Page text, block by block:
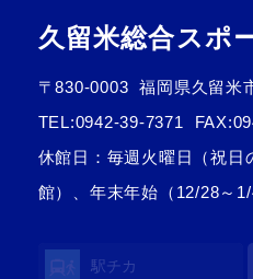
久留米総合スポ
〒830-0003
福岡県久留米
TEL:0942-39-7371
休館日：毎週火曜日（祝日
館）、年末年始（12/28～1/
駅チカ